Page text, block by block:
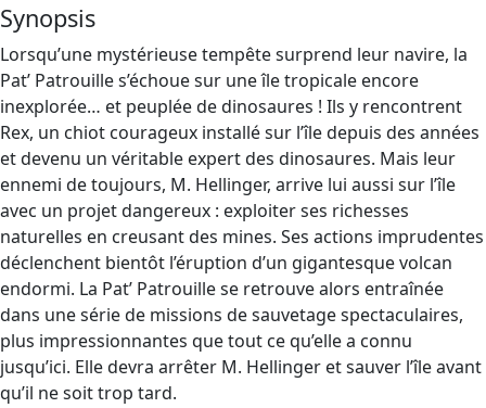
Synopsis
Lorsqu’une mystérieuse tempête surprend leur navire, la
Pat’ Patrouille s’échoue sur une île tropicale encore
inexplorée… et peuplée de dinosaures ! Ils y rencontrent
Rex, un chiot courageux installé sur l’île depuis des années
et devenu un véritable expert des dinosaures. Mais leur
ennemi de toujours, M. Hellinger, arrive lui aussi sur l’île
avec un projet dangereux : exploiter ses richesses
naturelles en creusant des mines. Ses actions imprudentes
déclenchent bientôt l’éruption d’un gigantesque volcan
endormi. La Pat’ Patrouille se retrouve alors entraînée
dans une série de missions de sauvetage spectaculaires,
plus impressionnantes que tout ce qu’elle a connu
jusqu’ici. Elle devra arrêter M. Hellinger et sauver l’île avant
qu’il ne soit trop tard.